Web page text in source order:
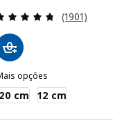
(1901)
opções
MATT
cm 12 cm